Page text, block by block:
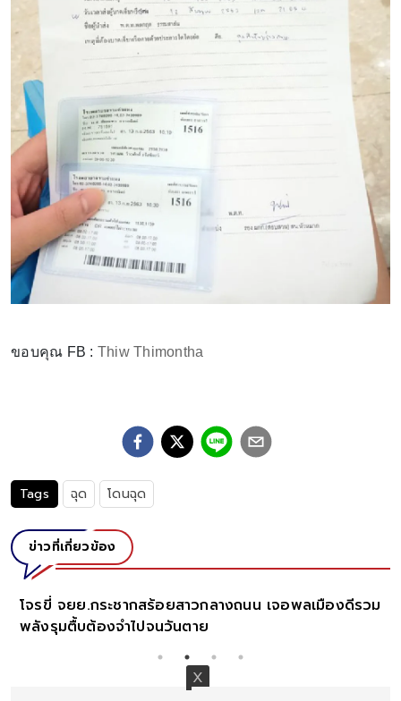
ขอบคุณ FB : Thiw Thimontha
Tags ฉุด โดนฉุด
ข่าวที่เกี่ยวข้อง
วอนพลังโซเชียลตามหา! สาวขอความช่วยเหลือ รถเก๋ง
กระจกหน้าแตก ชนพ่อสาหัส ซิ่งหนีขึ้นทางด่วน